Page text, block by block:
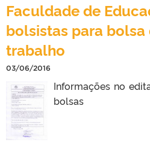
Faculdade de
bolsistas para
trabalho
03/06/2016
Informações no
bolsas